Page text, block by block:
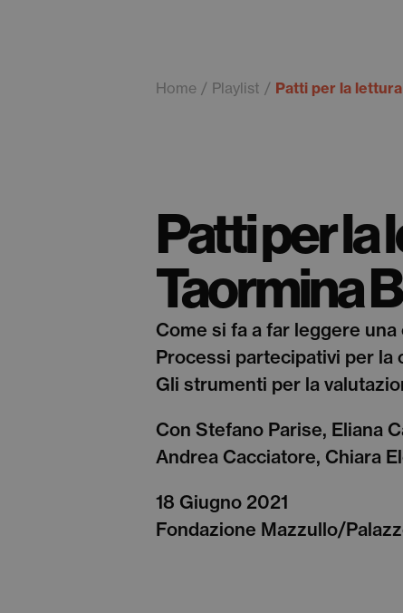
Home Playlist Patti per la
Patti per la
Taormina
Come si fa a far leggere
Processi partecipativi per la
Gli strumenti per la
Con Stefano Parise, Eliana
Andrea Cacciatore, Chiara
18 Giugno 2021
Fondazione Mazzullo/